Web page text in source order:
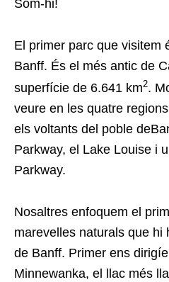
Som-hi!
El primer parc que visitem
Banff. És el més antic de
superfície de 6.641 km2.
veure en les quatre
els voltants del poble
Parkway, el Lake Louise i
Parkway.
Nosaltres enfoquem el
marevelles naturals que hi
de Banff. Primer ens
Minnewanka, el llac més